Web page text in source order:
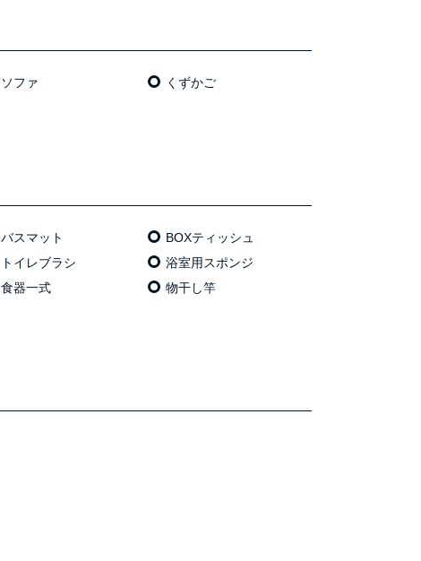
ソファ
くずかご
バスマット
BOXティッシュ
トイレブラシ
浴室用スポンジ
食器一式
物干し竿